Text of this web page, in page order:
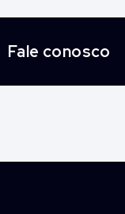
Fale conosco